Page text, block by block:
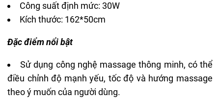
Công suất định mức: 30W
Kích thước: 162*50cm
Đặc điểm nổi bật
Sử dụng công nghệ massage thông minh, có thể
điều chỉnh độ mạnh yếu, tốc độ và hướng massage
theo ý muốn của người dùng.